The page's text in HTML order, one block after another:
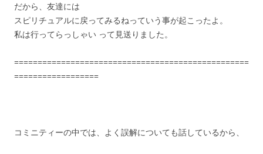
だから、友達には
スピリチュアルに戻ってみるねっていう事が起こったよ。
私は行ってらっしゃい って見送りました。
==================================================
==================
コミニティーの中では、よく誤解についても話しているから、